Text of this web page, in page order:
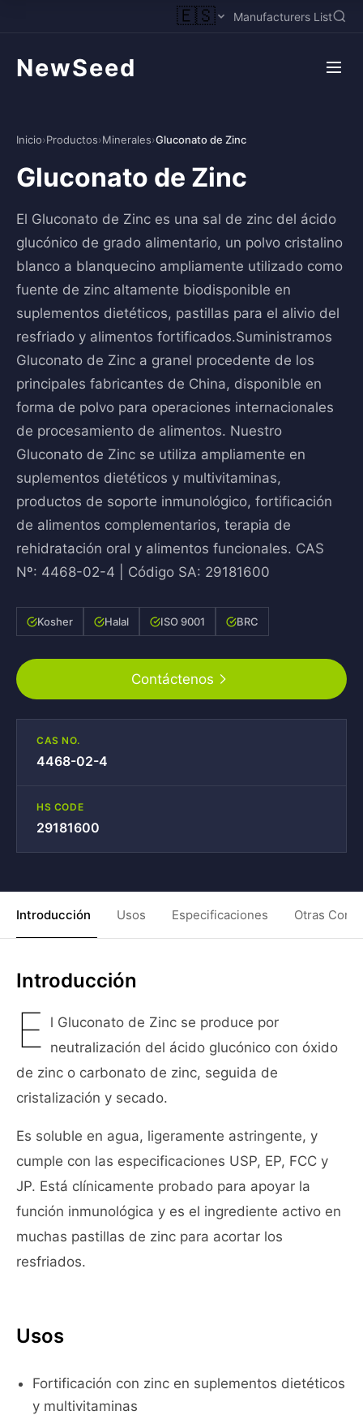
🇪🇸 Manufacturers List
NewSeed
Inicio›Productos›Minerales›Gluconato de Zinc
Gluconato de Zinc
El Gluconato de Zinc es una sal de zinc del ácido
glucónico de grado alimentario, un polvo cristalino
blanco a blanquecino ampliamente utilizado como
fuente de zinc altamente biodisponible en
suplementos dietéticos, pastillas para el alivio del
resfriado y alimentos fortificados.Suministramos
Gluconato de Zinc a granel procedente de los
principales fabricantes de China, disponible en
forma de polvo para operaciones internacionales
de procesamiento de alimentos. Nuestro
Gluconato de Zinc se utiliza ampliamente en
suplementos dietéticos y multivitaminas,
productos de soporte inmunológico, fortificación
de alimentos complementarios, terapia de
rehidratación oral y alimentos funcionales. CAS
Nº: 4468-02-4 | Código SA: 29181600
Kosher Halal ISO 9001 BRC
Contáctenos
CAS NO.
4468-02-4
HS CODE
29181600
Introducción Usos Especificaciones Otras
Introducción
E l Gluconato de Zinc se produce por
neutralización del ácido glucónico con óxido
de zinc o carbonato de zinc, seguida de
cristalización y secado.
Es soluble en agua, ligeramente astringente, y
cumple con las especificaciones USP, EP, FCC y
JP. Está clínicamente probado para apoyar la
función inmunológica y es el ingrediente activo en
muchas pastillas de zinc para acortar los
resfriados.
Usos
Fortificación con zinc en suplementos dietéticos
y multivitaminas